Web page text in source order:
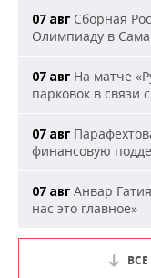
07 авг Сборная
Олимпиаду в
07 авг На матче
парковок в связи
07 авг
финансовую
07 авг Анвар
нас это главное»